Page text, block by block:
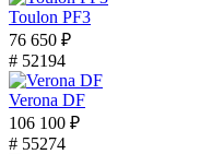
Toulon PF3
76 650 ₽
# 52194
Verona DF
106 100 ₽
# 55274